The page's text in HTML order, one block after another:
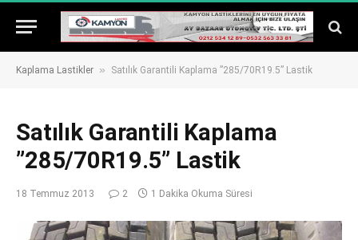
Kaplama Lastikler » Satılık Garantili Kaplama ”285/70R19.5” Lastik
Satılık Garantili Kaplama
”285/70R19.5” Lastik
18 Temmuz 2013 2 1 Dakika Okuma Süresi